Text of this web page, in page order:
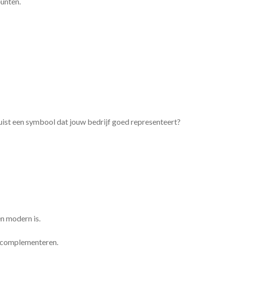
een symbool dat jouw bedrijf goed representeert?
modern is.